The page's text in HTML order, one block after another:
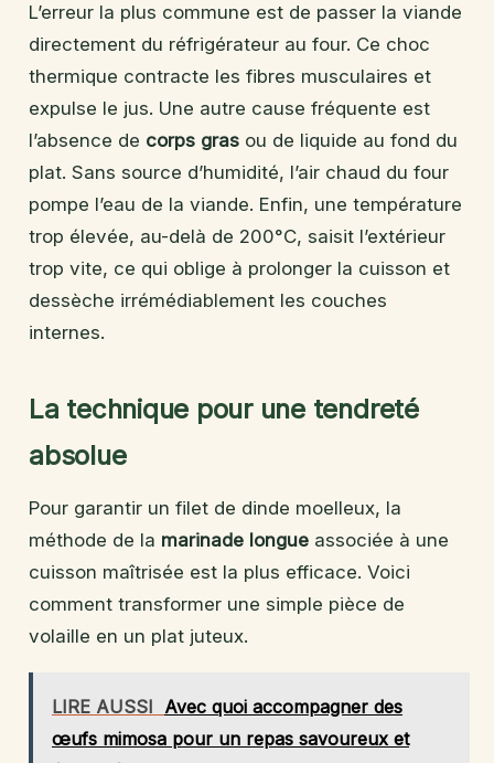
L’erreur la plus commune est de passer la viande
directement du réfrigérateur au four. Ce choc
thermique contracte les fibres musculaires et
expulse le jus. Une autre cause fréquente est
l’absence de corps gras ou de liquide au fond du
plat. Sans source d’humidité, l’air chaud du four
pompe l’eau de la viande. Enfin, une température
trop élevée, au-delà de 200°C, saisit l’extérieur
trop vite, ce qui oblige à prolonger la cuisson et
dessèche irrémédiablement les couches
internes.
La technique pour une tendreté
absolue
Pour garantir un filet de dinde moelleux, la
méthode de la marinade longue associée à une
cuisson maîtrisée est la plus efficace. Voici
comment transformer une simple pièce de
volaille en un plat juteux.
LIRE AUSSI Avec quoi accompagner des
œufs mimosa pour un repas savoureux et